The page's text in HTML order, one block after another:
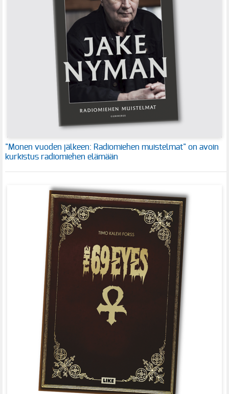
"Monen vuoden jälkeen: Radiomiehen muistelmat" on avoin
kurkistus radiomiehen elämään